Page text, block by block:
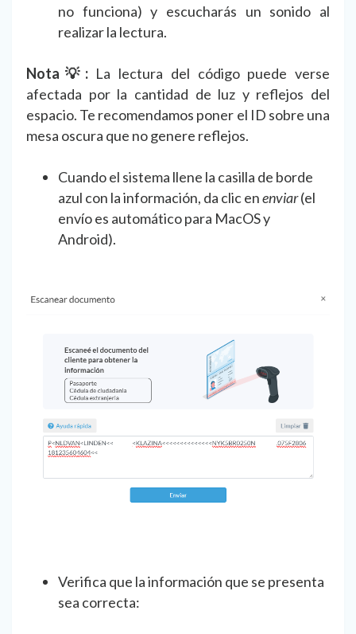
no funciona) y escucharás un sonido al
realizar la lectura.
Nota💡: La lectura del código puede verse
afectada por la cantidad de luz y reflejos del
espacio. Te recomendamos poner el ID sobre una
mesa oscura que no genere reflejos.
Cuando el sistema llene la casilla de borde
azul con la información, da clic enenviar(el
envío es automático para MacOS y
Android).
Verifica que la información que se presenta
sea correcta: